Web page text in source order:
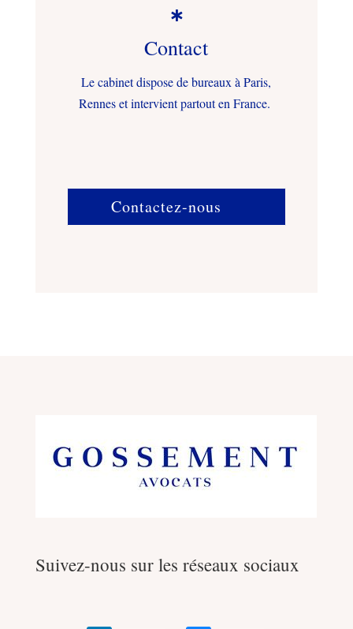

Contact
Le cabinet dispose de bureaux à Paris,
Rennes et intervient partout en France.
Contactez-nous
Suivez-nous sur les réseaux sociaux